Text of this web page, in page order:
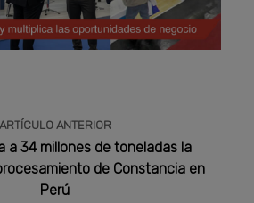
ARTÍCULO ANTERIOR
a 34 millones de toneladas la
de Constancia en
Perú